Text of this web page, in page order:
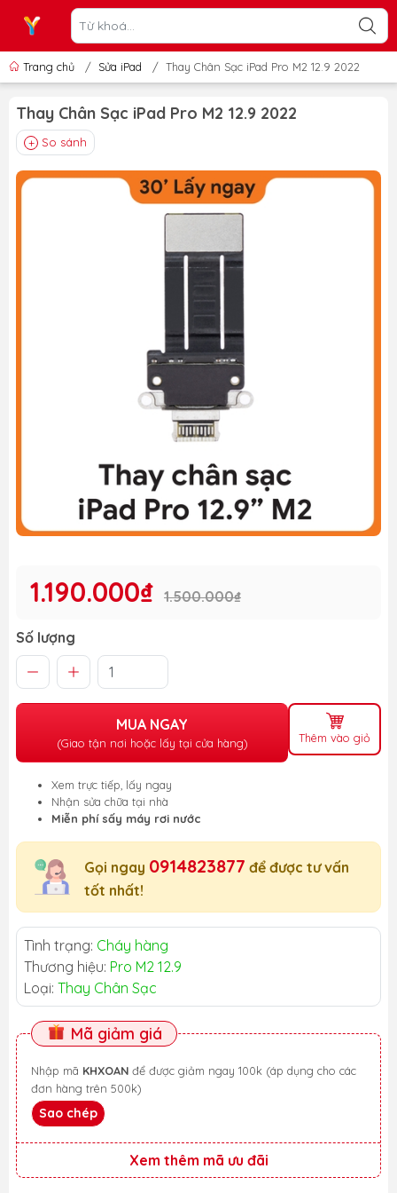
Trang chủ / Sửa iPad / Thay Chân Sạc iPad Pro M2 12.9 2022
Thay Chân Sạc iPad Pro M2 12.9 2022
So sánh
1.190.000₫ 1.500.000₫
Số lượng
MUA NGAY
(Giao tận nơi hoặc lấy tại cửa hàng) Thêm vào giỏ
Xem trực tiếp, lấy ngay
Nhận sửa chữa tại nhà
Miễn phí sấy máy rơi nước
Gọi ngay 0914823877 để được tư vấn
tốt nhất!
Tình trạng: Cháy hàng
Thương hiệu: Pro M2 12.9
Loại: Thay Chân Sạc
Mã giảm giá
Nhập mã KHXOAN
đơn hàng trên 500k)
Sao chép
Xem thêm mã ưu đãi